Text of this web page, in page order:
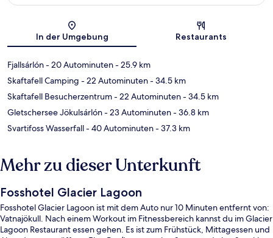
In der Umgebung Restaurants
Fjallsárlón- 20 Autominuten- 25.9 km
Skaftafell Camping - 22 Autominuten- 34.5 km
Skaftafell Besucherzentrum- 22 Autominuten- 34.5 km
Gletschersee Jökulsárlón- 23 Autominuten- 36.8 km
Svartifoss Wasserfall- 40 Autominuten- 37.3 km
Mehr zu dieser Unterkunft
Fosshotel Glacier Lagoon
Fosshotel Glacier Lagoon ist mit dem Auto nur 10 Minuten entfernt von:
Vatnajökull. Nach einem Workout im Fitnessbereich kannst du im Glacier
Lagoon Restaurant essen gehen. Es ist zum Frühstück, Mittagessen und